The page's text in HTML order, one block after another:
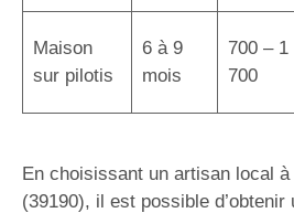
Maison
sur pilotis
6 à 9
mois
700 – 1
700
En choisissant un artisan local
(39190), il est possible d’obtenir